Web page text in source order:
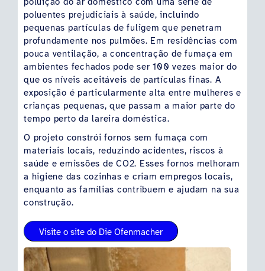
poluentes prejudiciais à saúde, incluindo
pequenas partículas de fuligem que penetram
profundamente nos pulmões. Em residências com
pouca ventilação, a concentração de fumaça em
ambientes fechados pode ser 100 vezes maior do
que os níveis aceitáveis de partículas finas. A
exposição é particularmente alta entre mulheres e
crianças pequenas, que passam a maior parte do
tempo perto da lareira doméstica.
O projeto constrói fornos sem fumaça com
materiais locais, reduzindo acidentes, riscos à
saúde e emissões de CO2. Esses fornos melhoram
a higiene das cozinhas e criam empregos locais,
enquanto as famílias contribuem e ajudam na sua
construção.
Visite o site do Die Ofenmacher